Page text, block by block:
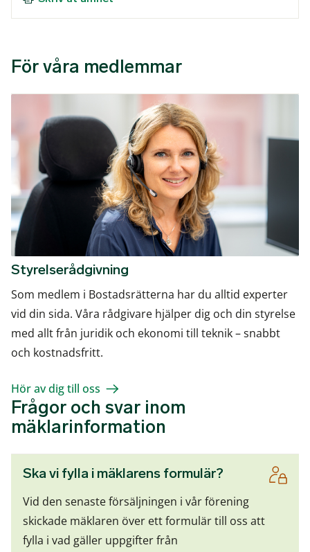
För våra medlemmar
Styrelserådgivning
Som medlem i Bostadsrätterna har du alltid experter
vid din sida. Våra rådgivare hjälper dig och din styrelse
med allt från juridik och ekonomi till teknik – snabbt
och kostnadsfritt.
Hör av dig till oss
Frågor och svar inom
mäklarinformation
Ska vi fylla i mäklarens formulär?
Vid den senaste försäljningen i vår förening
skickade mäklaren över ett formulär till oss att
fylla i vad gäller uppgifter från